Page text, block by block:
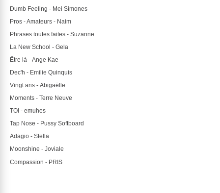
Dumb Feeling - Mei Simones
Pros - Amateurs - Naim
Phrases toutes faites - Suzanne
La New School - Gela
Être là - Ange Kae
Dec'h - Emilie Quinquis
Vingt ans - Abigaëlle
Moments - Terre Neuve
TOI - emuhes
Tap Nose - Pussy Softboard
Adagio - Stella
Moonshine - Joviale
Compassion - PRIS